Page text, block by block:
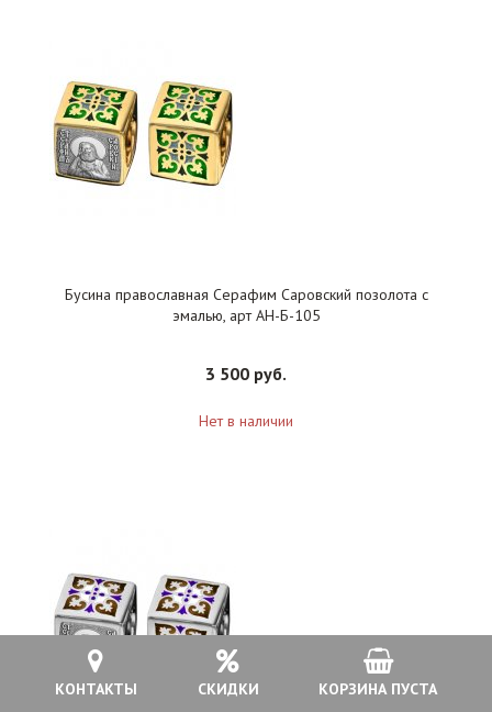
КОНТАКТЫ СКИДКИ КОРЗИНА ПУСТА
Бусина православная Серафим Саровский позолота с
эмалью, арт АН-Б-105
3 500 руб.
Нет в наличии